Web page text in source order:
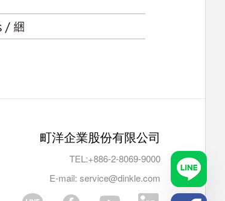
町洋企業股份有限公司
TEL:+886-2-8069-9000
E-mail:service@dinkle.com